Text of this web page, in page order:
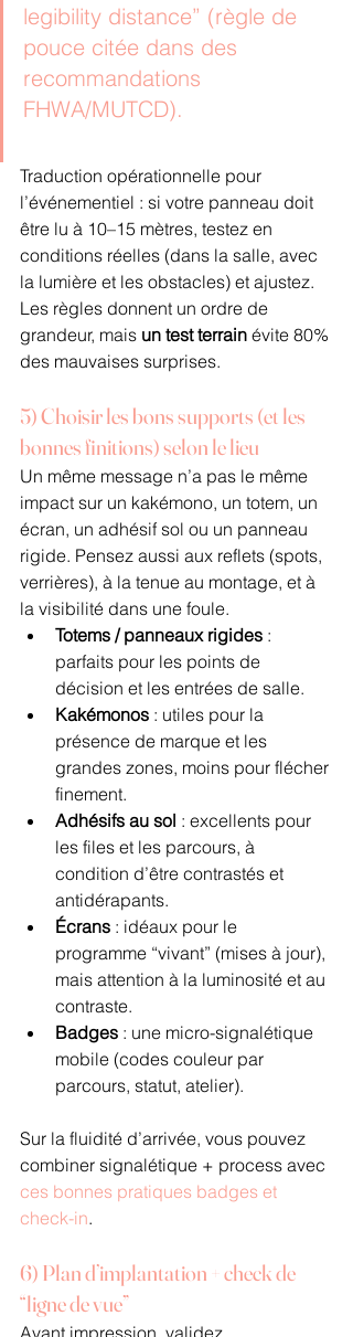
legibility distance” (règle de
pouce citée dans des
recommandations
FHWA/MUTCD).
Traduction opérationnelle pour
l’événementiel : si votre panneau doit
être lu à 10–15 mètres, testez en
conditions réelles (dans la salle, avec
la lumière et les obstacles) et ajustez.
Les règles donnent un ordre de
grandeur, mais un test terrain évite 80%
des mauvaises surprises.
5) Choisir les bons supports (et les
bonnes finitions) selon le lieu
Un même message n’a pas le même
impact sur un kakémono, un totem, un
écran, un adhésif sol ou un panneau
rigide. Pensez aussi aux reflets (spots,
verrières), à la tenue au montage, et à
la visibilité dans une foule.
Totems / panneaux rigides :
parfaits pour les points de
décision et les entrées de salle.
Kakémonos : utiles pour la
présence de marque et les
grandes zones, moins pour flécher
finement.
Adhésifs au sol : excellents pour
les files et les parcours, à
condition d’être contrastés et
antidérapants.
Écrans : idéaux pour le
programme “vivant” (mises à jour),
mais attention à la luminosité et au
contraste.
Badges : une micro-signalétique
mobile (codes couleur par
parcours, statut, atelier).
Sur la fluidité d’arrivée, vous pouvez
combiner signalétique + process avec
ces bonnes pratiques badges et
check-in.
6) Plan d’implantation + check de
“ligne de vue”
Avant impression, validez